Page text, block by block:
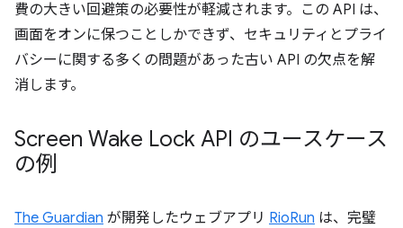
費の大きい回避策の必要性が軽減されます。この API は、
画面をオンに保つことしかできず、セキュリティとプライ
バシーに関する多くの問題があった古い API の欠点を解
消します。
Screen Wake Lock API のユースケース
の例
The Guardian が開発したウェブアプリ RioRun は、完璧